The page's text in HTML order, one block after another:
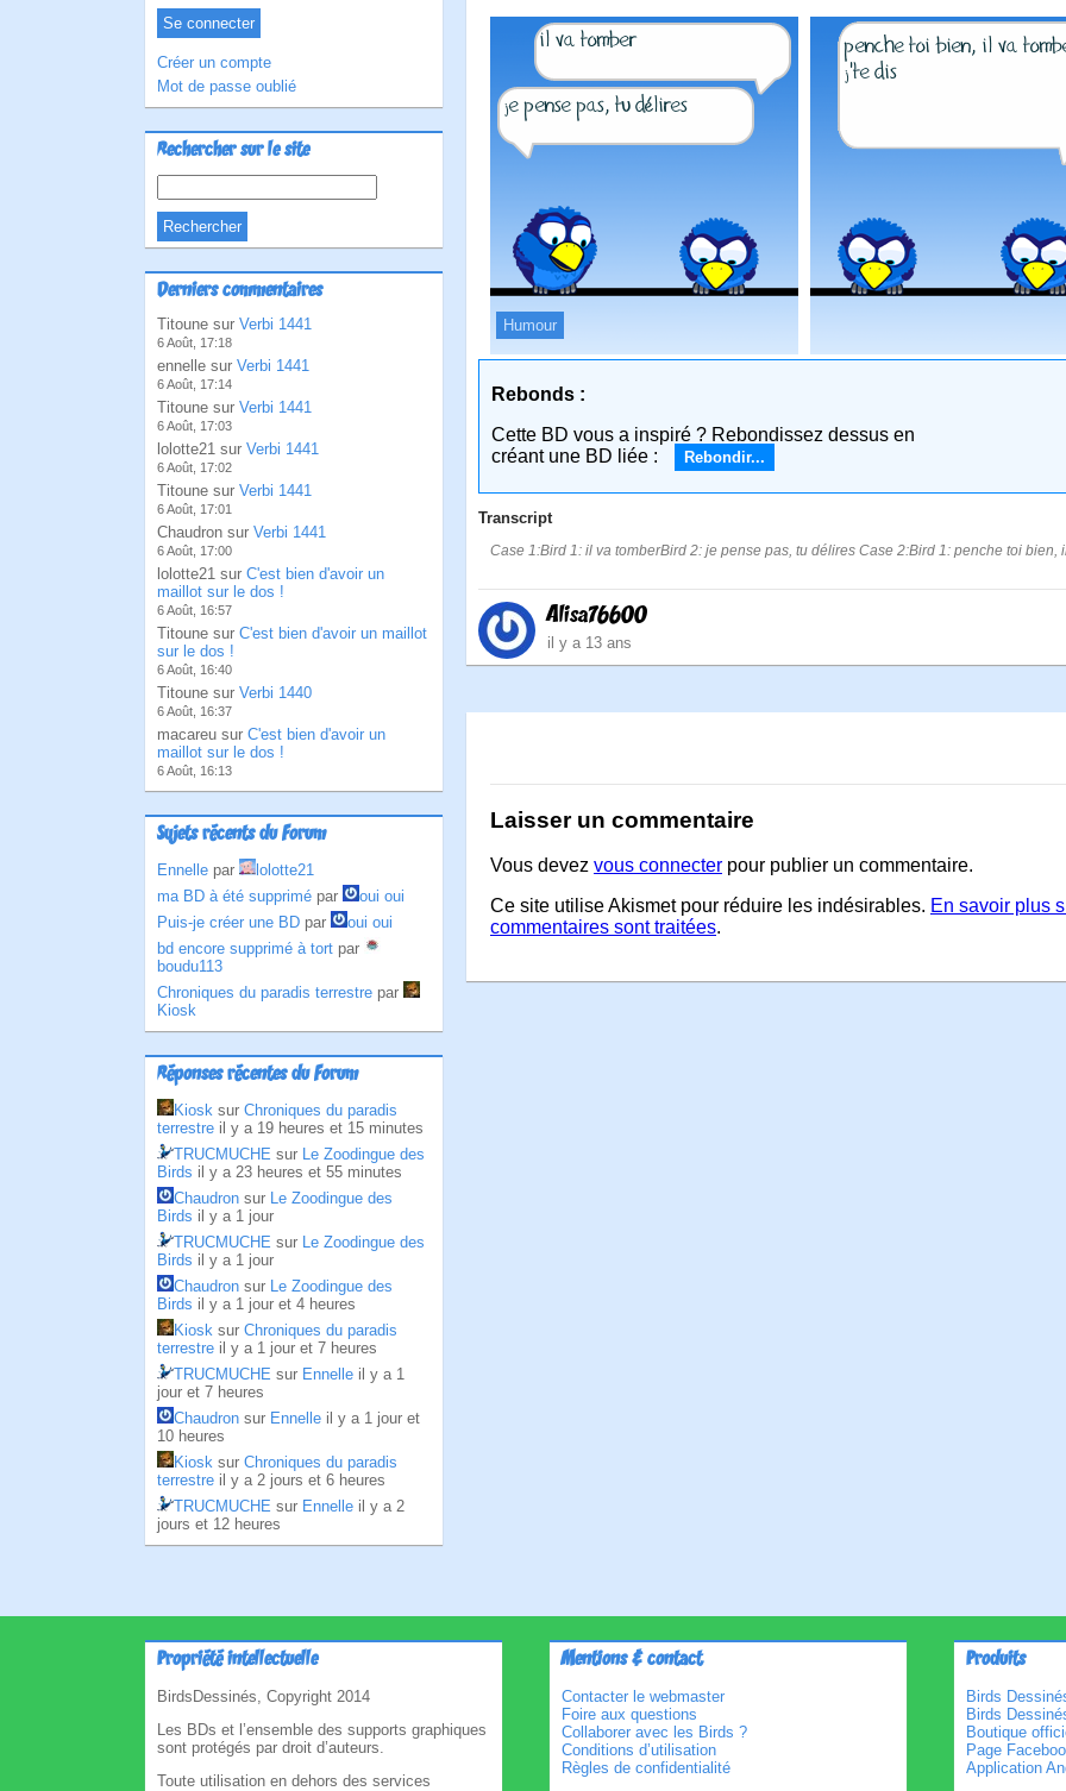
Créer un compte
Mot de passe oublié
Rechercher sur le site
Derniers commentaires
Titoune sur Verbi 1441
6 Août, 17:18
ennelle sur Verbi 1441
6 Août, 17:14
Titoune sur Verbi 1441
6 Août, 17:03
lolotte21 sur Verbi 1441
6 Août, 17:02
Titoune sur Verbi 1441
6 Août, 17:01
Chaudron sur Verbi 1441
6 Août, 17:00
lolotte21 sur C'est bien d'avoir un
maillot sur le dos !
6 Août, 16:57
Titoune sur C'est bien d'avoir un maillot
sur le dos !
6 Août, 16:40
Titoune sur Verbi 1440
6 Août, 16:37
macareu sur C'est bien d'avoir un
maillot sur le dos !
6 Août, 16:13
Sujets récents du Forum
Ennelle par
lolotte21
ma BD à été supprimé par
oui oui
Puis-je créer une BD par
oui oui
bd encore supprimé à tort par
boudu113
Chroniques du paradis terrestre par
Kiosk
Réponses récentes du Forum
Kiosk sur Chroniques du paradis
terrestre il y a 19 heures et 15 minutes
TRUCMUCHE sur Le Zoodingue des
Birds il y a 23 heures et 55 minutes
Chaudron sur Le Zoodingue des
Birds il y a 1 jour
TRUCMUCHE sur Le Zoodingue des
Birds il y a 1 jour
Chaudron sur Le Zoodingue des
Birds il y a 1 jour et 4 heures
Kiosk sur Chroniques du paradis
terrestre il y a 1 jour et 7 heures
TRUCMUCHE sur Ennelle il y a 1
jour et 7 heures
Chaudron sur Ennelle il y a 1 jour et
10 heures
Kiosk sur Chroniques du paradis
terrestre il y a 2 jours et 6 heures
TRUCMUCHE sur Ennelle il y a 2
jours et 12 heures
Humour
Rebonds :
Cette BD vous a inspiré ? Rebondissez dessus en
créant une BD liée :
Rebondir...
Transcript
Case 1:Bird 1: il va tomberBird 2: je pense pas, tu délires Case 2:Bird 1: penche toi bien,
Alisa76600
il y a 13 ans
Laisser un commentaire
Vous devez vous connecter pour publier un commentaire.
Ce site utilise Akismet pour réduire les indésirables. En savoir plus
commentaires sont traitées.
Propriété intellectuelle
BirdsDessinés, Copyright 2014
Les BDs et l’ensemble des supports graphiques
sont protégés par droit d’auteurs.
Toute utilisation en dehors des services
Mentions & contact
Contacter le webmaster
Foire aux questions
Collaborer avec les Birds ?
Conditions d’utilisation
Règles de confidentialité
Produits
Birds
Birds
Boutique
Page
Application